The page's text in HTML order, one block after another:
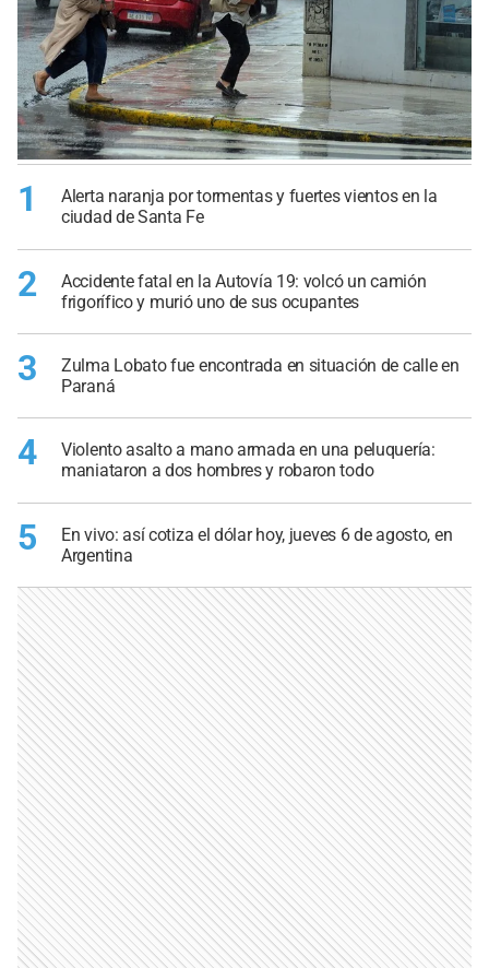
1
Alerta naranja por tormentas y fuertes vientos en la
ciudad de Santa Fe
2
Accidente fatal en la Autovía 19: volcó un camión
frigorífico y murió uno de sus ocupantes
3
Zulma Lobato fue encontrada en situación de calle en
Paraná
4
Violento asalto a mano armada en una peluquería:
maniataron a dos hombres y robaron todo
5
En vivo: así cotiza el dólar hoy, jueves 6 de agosto, en
Argentina